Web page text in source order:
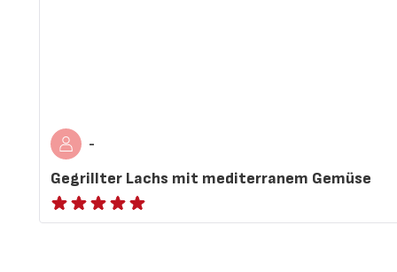
-
Gegrillter Lachs mit mediterranem Gemüse
ratings.NaN